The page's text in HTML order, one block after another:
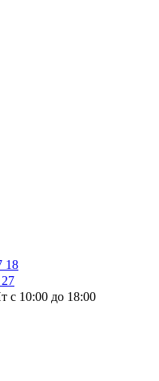
18
с 10:00 до 18:00